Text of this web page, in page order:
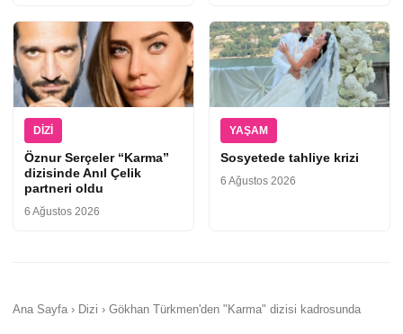
DIZI
Öznur Serçeler “Karma”
dizisinde Anıl Çelik
partneri oldu
6 Ağustos 2026
YAŞAM
Sosyetede tahliye krizi
6 Ağustos 2026
Ana Sayfa › Dizi › Gökhan Türkmen'den "Karma" dizisi kadrosunda